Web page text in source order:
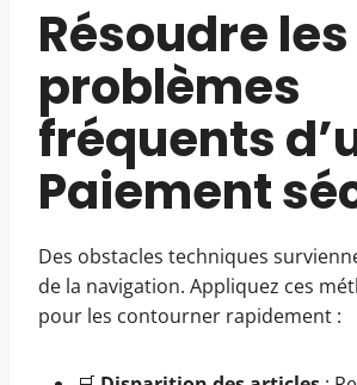
Résoudre les
problèmes
fréquents
Paiement
Des obstacles techniques
de la navigation. Appliquez ces
pour les contourner rapidement :